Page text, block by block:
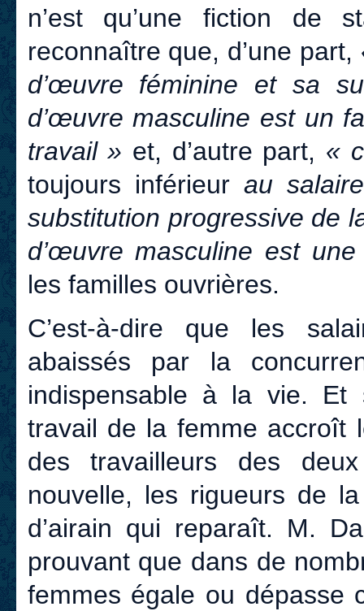
n’est qu’une fiction de
reconnaître que, d’une part,
d’œuvre féminine et sa
d’œuvre masculine est un
travail » et, d’autre part, «
toujours inférieur au
substitution progressive de
d’œuvre masculine est
les familles ouvrières.
C’est-à-dire que les
abaissés par la
indispensable à la vie.
travail de la femme accroît
des travailleurs des
nouvelle, les rigueurs de
d’airain qui reparaît. M.
prouvant que dans de
femmes égale ou dépasse